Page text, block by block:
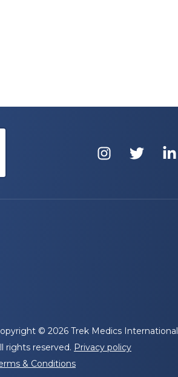
© 2026 Trek Medics International
rights reserved. Privacy policy
& Conditions